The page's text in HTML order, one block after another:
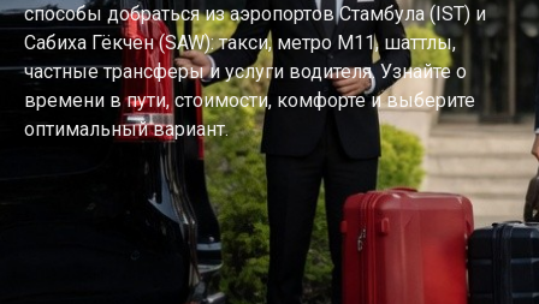
способы добраться из аэропортов Стамбула (IST) и
Сабиха Гёкчен (SAW): такси, метро M11, шаттлы,
частные трансферы и услуги водителя. Узнайте о
времени в пути, стоимости, комфорте и выберите
оптимальный вариант.